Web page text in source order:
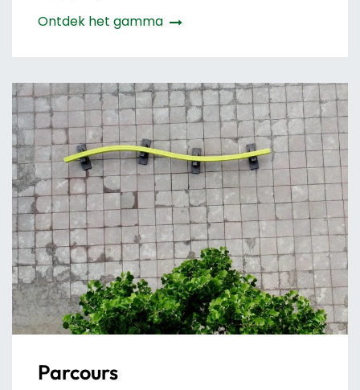
Ontdek het gamma
Parcours